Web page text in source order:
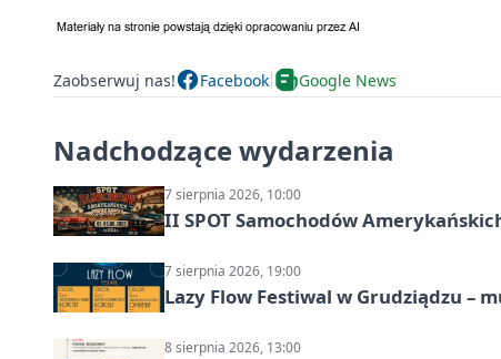
Zaobserwuj nas! Facebook Google News
Nadchodzące wydarzenia
7 sierpnia 2026, 10:00
II SPOT Samochodów
7 sierpnia 2026, 19:00
Lazy Flow Festiwal w Grudziądzu –
8 sierpnia 2026, 13:00